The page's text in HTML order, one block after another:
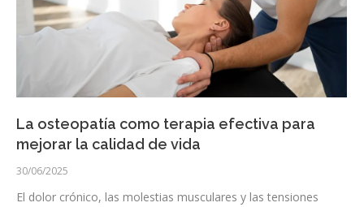
La osteopatía como terapia efectiva para
mejorar la calidad de vida
30/06/2025
El dolor crónico, las molestias musculares y las tensiones